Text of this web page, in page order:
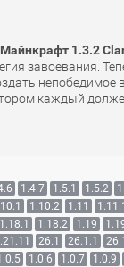
1.3.2
завоевания.
каждый
1.4.7 1.5.1 1.5.2
1.10.2 1.11
1.18.1 1.18.2 1.19
26.1 26.1.1
1.0.6 1.0.7 1.0.9